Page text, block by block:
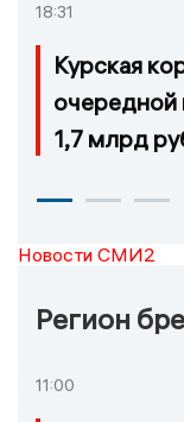
18:31
Курская
очередной
1,7 млрд
Новости СМИ2
Регион
11:00